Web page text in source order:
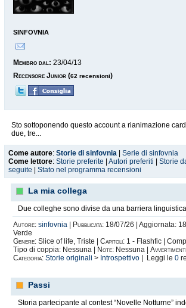
sinfovnia
Membro dal: 23/04/13
Recensore Junior (62 recensioni)
Sto sottoponendo questo account a rianimazione
due, tre...
Come autore: Storie di sinfovnia
Serie di sinfovnia
Come lettore: Storie preferite Autori preferiti Storie
seguite
Stato nel programma recensioni
La mia collega
Due colleghe sono divise da una barriera
Autore: sinfovnia Pubblicata: 18/07/26 | Aggiornata:
Verde
Genere: Slice of life, Triste | Capitoli: 1 - Flashfic |
Tipo di coppia: Nessuna |
Note: Nessuna |
Categoria: Storie originali > Introspettivo | Leggi le 0
Passi
Storia partecipante al contest “Novelle Notturne”